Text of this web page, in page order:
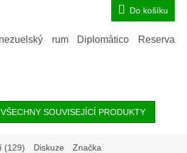
Do košíku
rum Diplomático Reserva
SOUVISEJÍCÍ PRODUKTY
(129) Diskuze Značka